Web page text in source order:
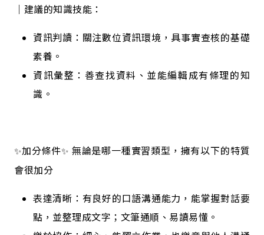
｜建議的知識技能：
資訊判讀：關注數位資訊環境，具事實查核的基礎
素養。
資訊彙整：善查找資料、並能編輯成有條理的知
識。
✨加分條件✨ 無論是哪一種實習類型，擁有以下的特質
會很加分
表達清晰：有良好的口語溝通能力，能掌握對話要
點，並整理成文字；文筆通順、易讀易懂。